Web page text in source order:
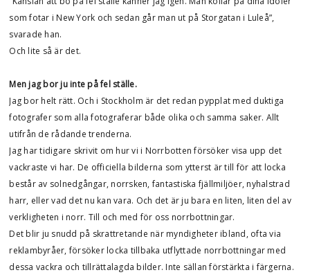
som fotar i New York och sedan går man ut på Storgatan i Luleå”,
svarade han.
Och lite så är det.
Men jag bor ju inte på fel ställe.
Jag bor helt rätt. Och i Stockholm är det redan pypplat med duktiga
fotografer som alla fotograferar både olika och samma saker. Allt
utifrån de rådande trenderna.
Jag har tidigare skrivit om hur vi i Norrbotten försöker visa upp det
vackraste vi har. De officiella bilderna som ytterst är till för att locka
består av solnedgångar, norrsken, fantastiska fjällmiljöer, nyhalstrad
harr, eller vad det nu kan vara. Och det är ju bara en liten, liten del av
verkligheten i norr. Till och med för oss norrbottningar.
Det blir ju snudd på skrattretande när myndigheter ibland, ofta via
reklambyråer, försöker locka tillbaka utflyttade norrbottningar med
dessa vackra och tillrättalagda bilder. Inte sällan förstärkta i färgerna.